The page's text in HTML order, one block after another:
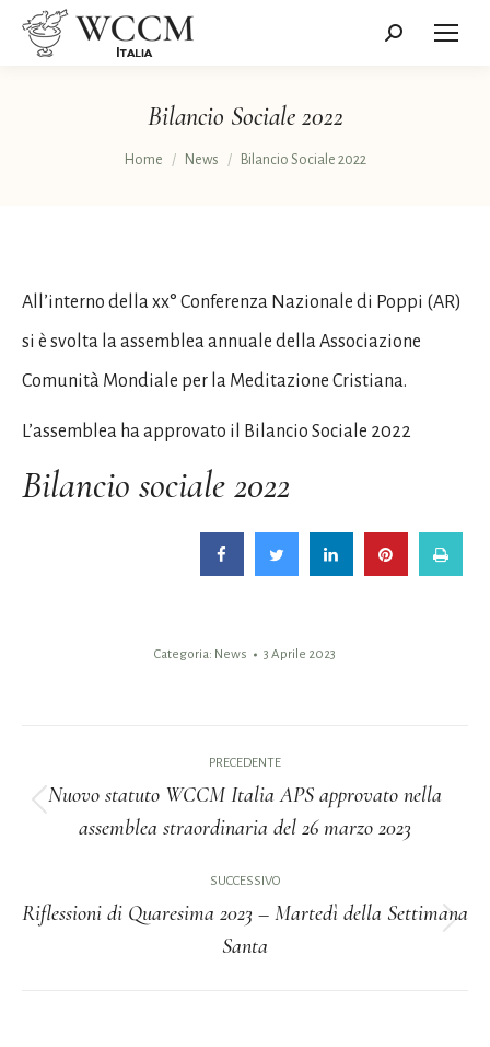
Cerca:
Bilancio Sociale 2022
Tu sei qui:
Home News Bilancio Sociale 2022
All’interno della xx° Conferenza Nazionale di Poppi (AR)
si è svolta la assemblea annuale della Associazione
Comunità Mondiale per la Meditazione Cristiana.
L’assemblea ha approvato il Bilancio Sociale 2022
Bilancio sociale 2022
Categoria: News 3 Aprile 2023
tra
post
PRECEDENTE
Post
Nuovo statuto WCCM Italia APS approvato nella
assemblea straordinaria del 26 marzo 2023
SUCCESSIVO
Riflessioni di Quaresima 2023 – Martedì della Settimana
Santa